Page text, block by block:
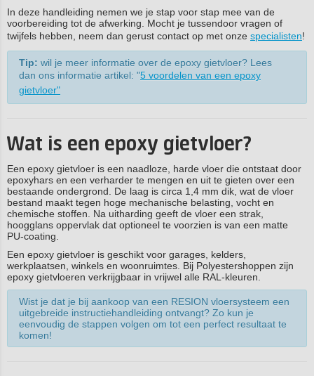
In deze handleiding nemen we je stap voor stap mee van de
voorbereiding tot de afwerking. Mocht je tussendoor vragen of
twijfels hebben, neem dan gerust contact op met onze specialisten!
Tip: wil je meer informatie over de epoxy gietvloer? Lees
dan ons informatie artikel: "5 voordelen van een epoxy
gietvloer"
Wat is een epoxy gietvloer?
Een epoxy gietvloer is een naadloze, harde vloer die ontstaat door
epoxyhars en een verharder te mengen en uit te gieten over een
bestaande ondergrond. De laag is circa 1,4 mm dik, wat de vloer
bestand maakt tegen hoge mechanische belasting, vocht en
chemische stoffen. Na uitharding geeft de vloer een strak,
hoogglans oppervlak dat optioneel te voorzien is van een matte
PU-coating.
Een epoxy gietvloer is geschikt voor garages, kelders,
werkplaatsen, winkels en woonruimtes. Bij Polyestershoppen zijn
epoxy gietvloeren verkrijgbaar in vrijwel alle RAL-kleuren.
Wist je dat je bij aankoop van een RESION vloersysteem een
uitgebreide instructiehandleiding ontvangt? Zo kun je
eenvoudig de stappen volgen om tot een perfect resultaat te
komen!